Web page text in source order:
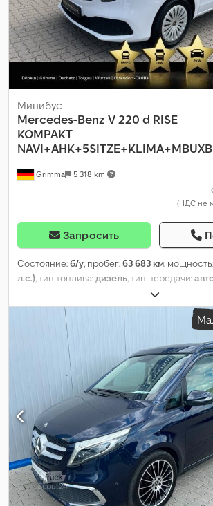
Grimma 5 318 km
Минибус
Mercedes-Benz V 220 d RISE
KOMPAKT
(НДС не
Запросить
Состояние:б/у, пробег:63 683 км, мощность:
л.с.), тип топлива:дизель, тип передачи:
, первая
расход топлива (городской цикл):7,1 л/
(за городом):
5,8 л/100км
, расход топлива
, Выбросы CO₂:
энергетическая эффективность:B, цвет:
другое , количество мест:5, Год
дизель , Оборудование:ABS,
гарантия на подержанные транспортные
гидроусилитель руля, кондиционер,
навигационная система, парктроники,
подушка безопасности, прицепное
дверь, сажевый фильтр, система
контроля тяги, центральный замок,
стабилизации (ESP)